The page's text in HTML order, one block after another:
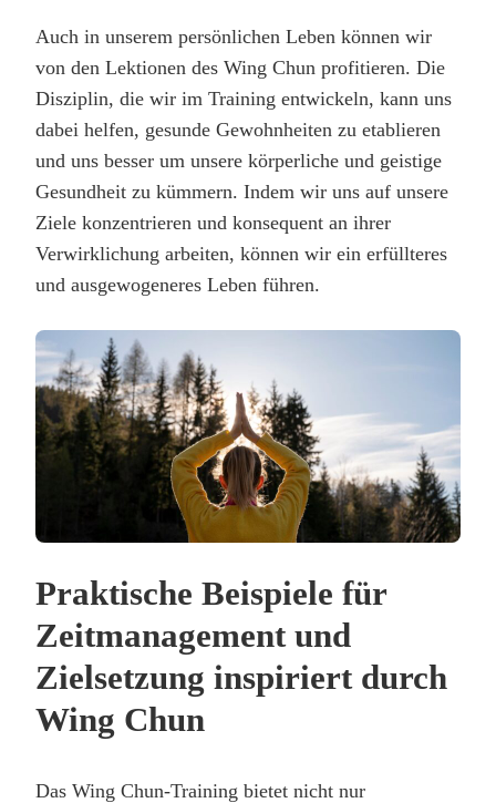
Auch in unserem persönlichen Leben können wir
von den Lektionen des Wing Chun profitieren. Die
Disziplin, die wir im Training entwickeln, kann uns
dabei helfen, gesunde Gewohnheiten zu etablieren
und uns besser um unsere körperliche und geistige
Gesundheit zu kümmern. Indem wir uns auf unsere
Ziele konzentrieren und konsequent an ihrer
Verwirklichung arbeiten, können wir ein erfüllteres
und ausgewogeneres Leben führen.
Praktische Beispiele für
Zeitmanagement und
Zielsetzung inspiriert durch
Wing Chun
Das Wing Chun-Training bietet nicht nur